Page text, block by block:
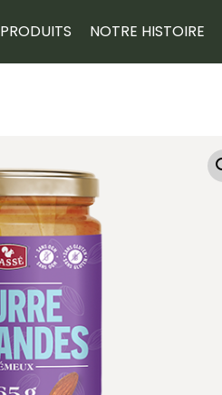
PRODUITS NOTRE HISTOIRE